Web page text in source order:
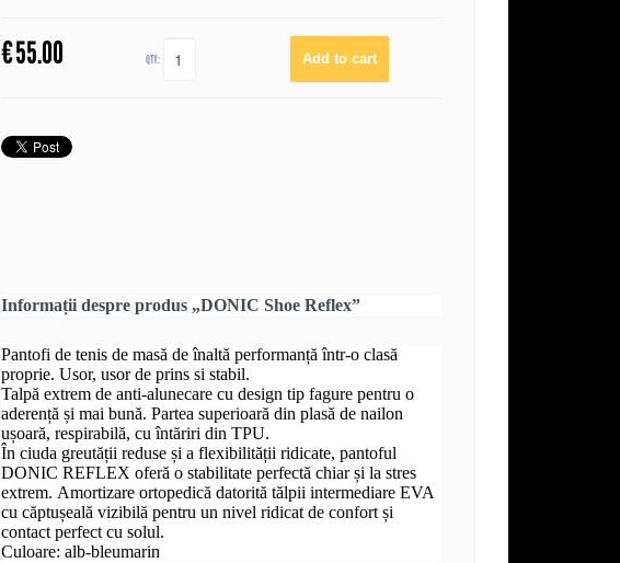
€55.00 QTY:
Informații despre produs „DONIC Shoe Reflex”
Pantofi de tenis de masă de înaltă performanță într-o clasă
proprie. Usor, usor de prins si stabil.
Talpă extrem de anti-alunecare cu design tip fagure pentru o
aderență și mai bună. Partea superioară din plasă de nailon
ușoară, respirabilă, cu întăriri din TPU.
În ciuda greutății reduse și a flexibilității ridicate, pantoful
DONIC REFLEX oferă o stabilitate perfectă chiar și la stres
extrem. Amortizare ortopedică datorită tălpii intermediare EVA
cu căptușeală vizibilă pentru un nivel ridicat de confort și
contact perfect cu solul.
Culoare: alb-bleumarin